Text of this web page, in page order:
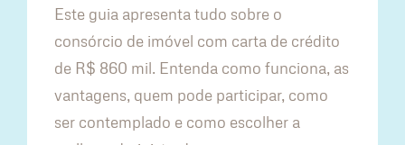
Este guia apresenta tudo sobre o
consórcio de imóvel com carta de crédito
de R$ 860 mil. Entenda como funciona, as
vantagens, quem pode participar, como
ser contemplado e como escolher a